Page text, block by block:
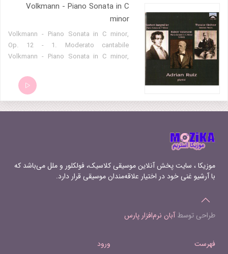
Volkmann - Piano Sonata in C
minor
Volkmann - Piano Sonata in C minor,
Op. 12 - 1. Moderato cantabile
Volkmann - Piano Sonata in C minor,
Piano Sonata in C minor, Op. 12 - 3.
Andante pesante. Allegro molto
Volkmann - Fantasay in C major, Op.
25a
موزیکا ، سایت پخش آنلاین موسیقی کلاسیک، فولکلور و ملل می‌باشد که
با آرشیو غنی خود در اختیار علاقه‌مندان موسیقی قرار دارد.
طراحی توسطآبان نرم‌افزار پارس
فهرست
ورود